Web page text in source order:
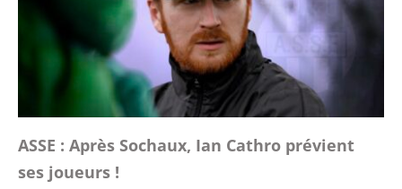
ASSE : Après Sochaux, Ian Cathro prévient
ses joueurs !